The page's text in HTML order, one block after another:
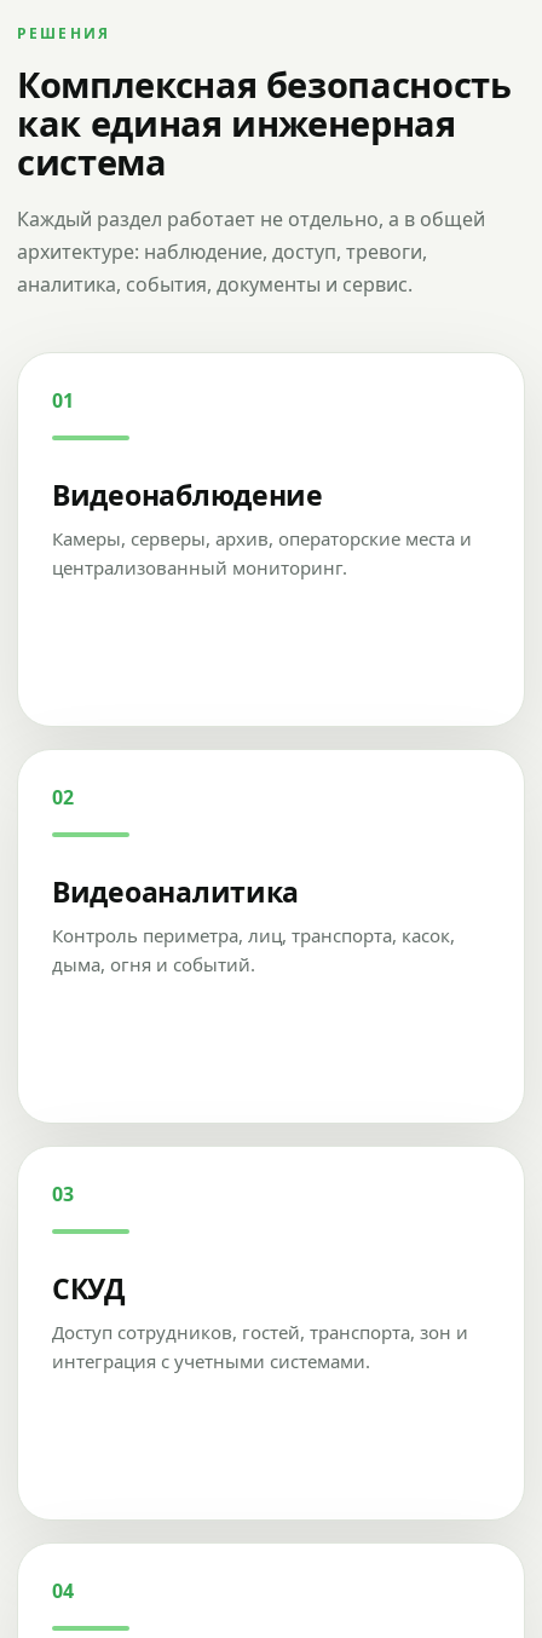
РЕШЕНИЯ
Комплексная безопасность
как единая инженерная
система
Каждый раздел работает не отдельно, а в общей
архитектуре: наблюдение, доступ, тревоги,
аналитика, события, документы и сервис.
01
Видеонаблюдение
Камеры, серверы, архив, операторские места и
централизованный мониторинг.
02
Видеоаналитика
Контроль периметра, лиц, транспорта, касок,
дыма, огня и событий.
03
СКУД
Доступ сотрудников, гостей, транспорта, зон и
интеграция с учетными системами.
04